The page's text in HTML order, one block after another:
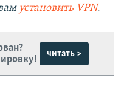
установить VPN.
читать >